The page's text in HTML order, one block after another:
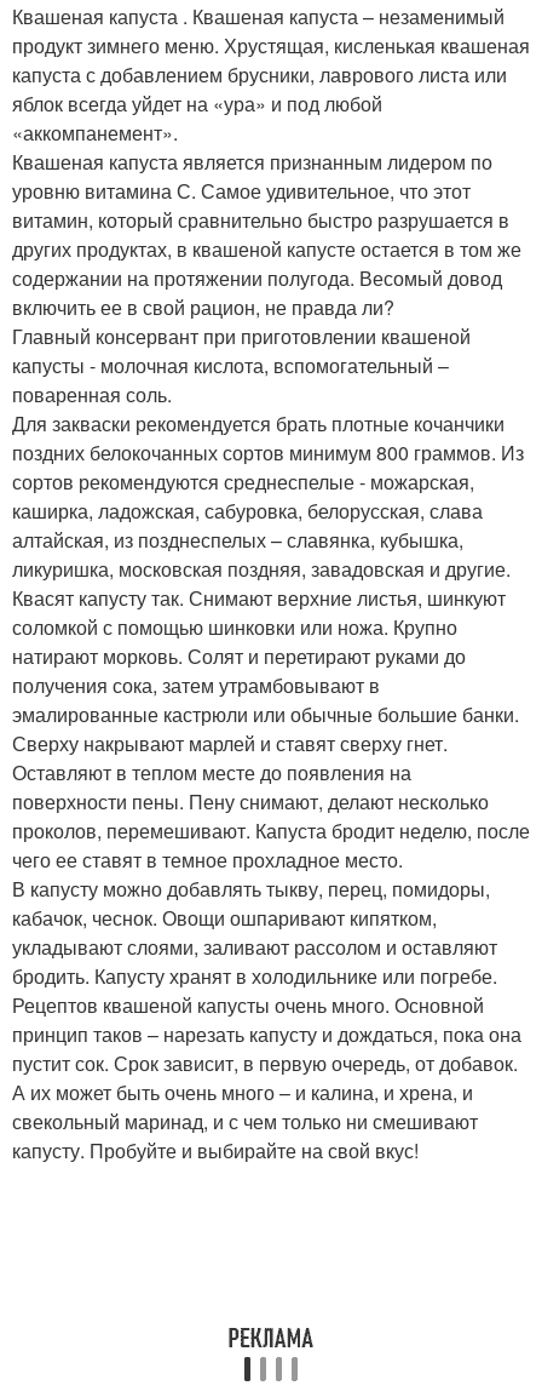
Квашеная капуста . Квашеная капуста – незаменимый
продукт зимнего меню. Хрустящая, кисленькая квашеная
капуста с добавлением брусники, лаврового листа или
яблок всегда уйдет на «ура» и под любой
«аккомпанемент».
Квашеная капуста является признанным лидером по
уровню витамина С. Самое удивительное, что этот
витамин, который сравнительно быстро разрушается в
других продуктах, в квашеной капусте остается в том же
содержании на протяжении полугода. Весомый довод
включить ее в свой рацион, не правда ли?
Главный консервант при приготовлении квашеной
капусты - молочная кислота, вспомогательный –
поваренная соль.
Для закваски рекомендуется брать плотные кочанчики
поздних белокочанных сортов минимум 800 граммов. Из
сортов рекомендуются среднеспелые - можарская,
каширка, ладожская, сабуровка, белорусская, слава
алтайская, из позднеспелых – славянка, кубышка,
ликуришка, московская поздняя, завадовская и другие.
Квасят капусту так. Снимают верхние листья, шинкуют
соломкой с помощью шинковки или ножа. Крупно
натирают морковь. Солят и перетирают руками до
получения сока, затем утрамбовывают в
эмалированные кастрюли или обычные большие банки.
Сверху накрывают марлей и ставят сверху гнет.
Оставляют в теплом месте до появления на
поверхности пены. Пену снимают, делают несколько
проколов, перемешивают. Капуста бродит неделю, после
чего ее ставят в темное прохладное место.
В капусту можно добавлять тыкву, перец, помидоры,
кабачок, чеснок. Овощи ошпаривают кипятком,
укладывают слоями, заливают рассолом и оставляют
бродить. Капусту хранят в холодильнике или погребе.
Рецептов квашеной капусты очень много. Основной
принцип таков – нарезать капусту и дождаться, пока она
пустит сок. Срок зависит, в первую очередь, от добавок.
А их может быть очень много – и калина, и хрена, и
свекольный маринад, и с чем только ни смешивают
капусту. Пробуйте и выбирайте на свой вкус!